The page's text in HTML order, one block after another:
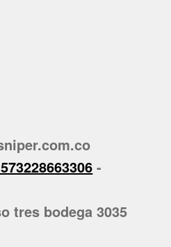
-
tres bodega 3035